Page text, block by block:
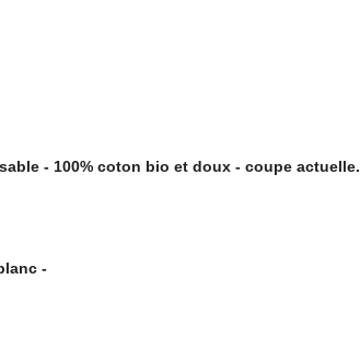
- 100% coton bio et doux - coupe actuelle.
-